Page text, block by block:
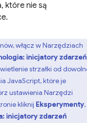
które nie są
włącz w Narzędziach
inicjatory zdarzeń
strzałki od
JavaScript, które je
ustawienia Narzędzi
kliknij Eksperymenty,
inicjatory zdarzeń